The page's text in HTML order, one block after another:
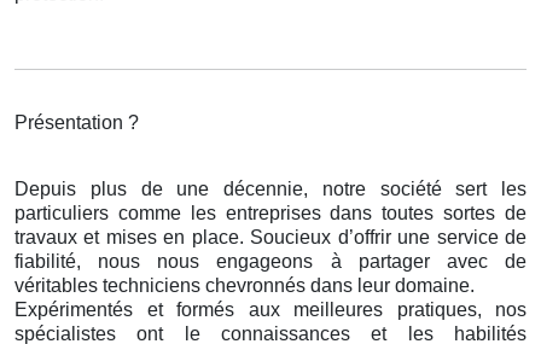
Présentation ?
Depuis plus de une décennie, notre société sert les
particuliers comme les entreprises dans toutes sortes de
travaux et mises en place. Soucieux d’offrir une service de
fiabilité, nous nous engageons à partager avec de
véritables techniciens chevronnés dans leur domaine.
Expérimentés et formés aux meilleures pratiques, nos
spécialistes ont le connaissances et les habilités